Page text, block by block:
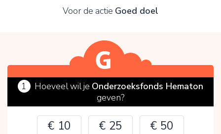
Voor de actie Goed doel
1 Hoeveel wil je Onderzoeksfonds Hematon
geven?
€ 10 € 25
€ 50